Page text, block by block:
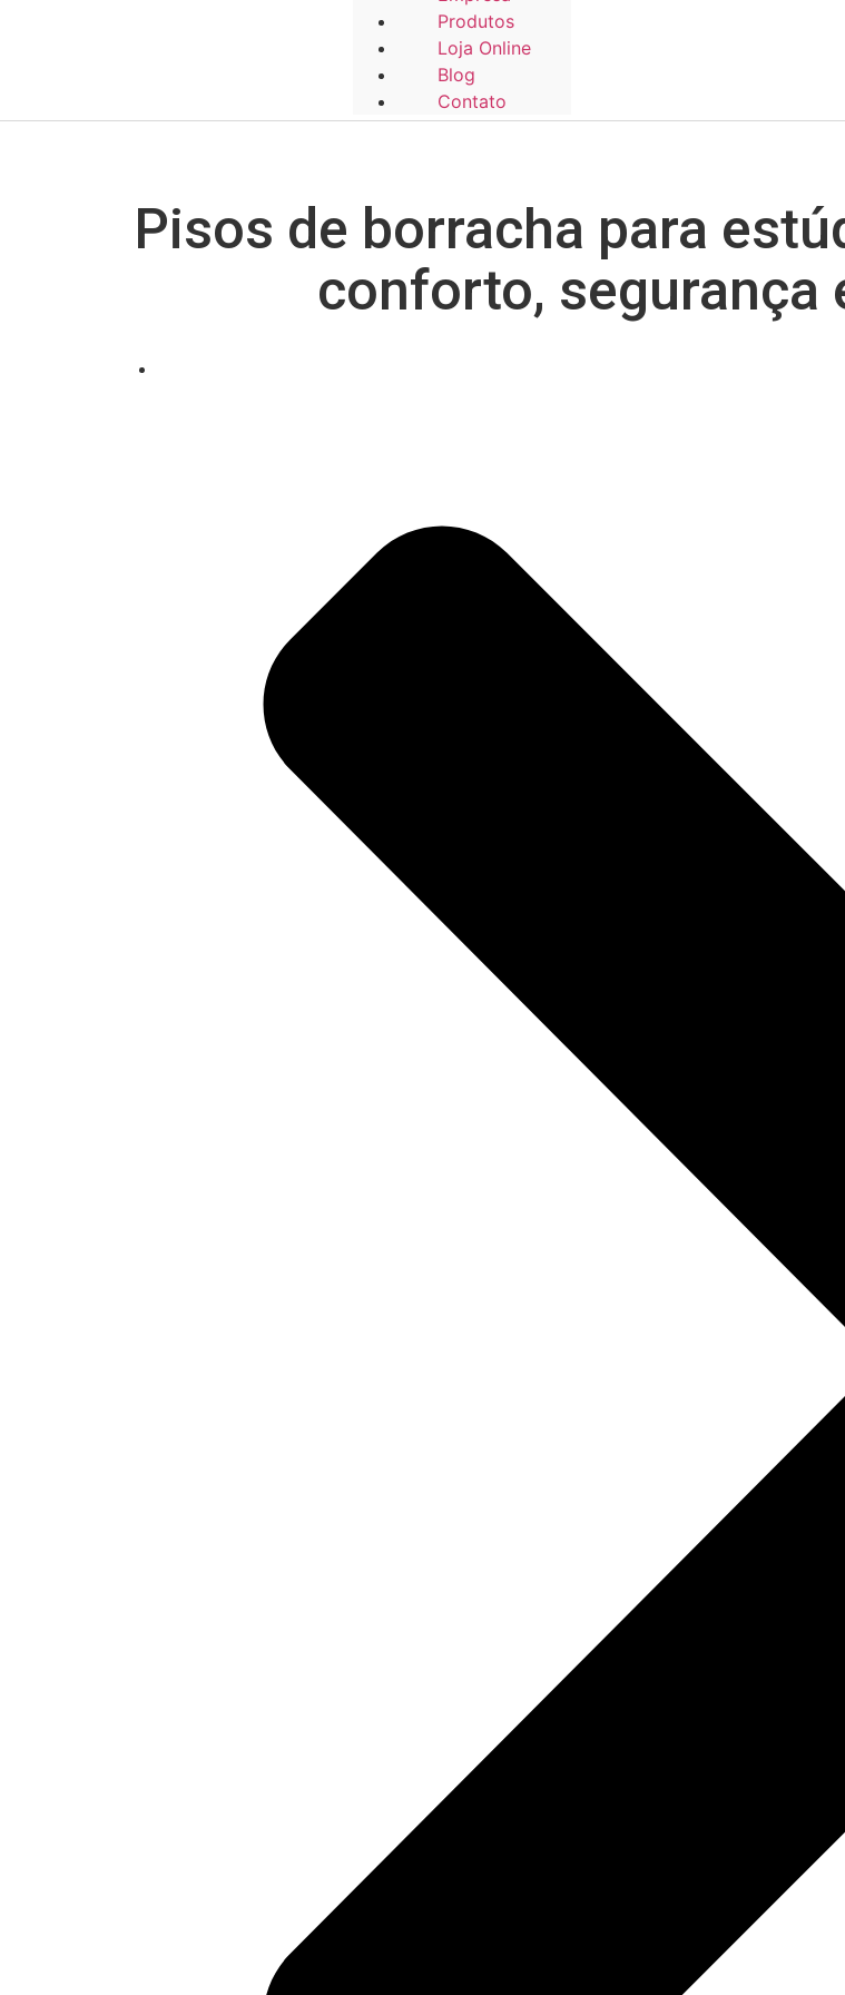
Produtos
Loja Online
Blog
Contato
Pisos de borracha para
conforto, segurança